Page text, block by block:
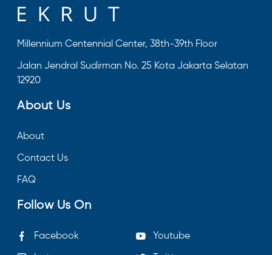
Millennium Centennial Center, 38th-39th Floor
Jalan Jendral Sudirman No. 25 Kota Jakarta Selatan
12920
About Us
About
Contact Us
FAQ
Follow Us On
Facebook Youtube